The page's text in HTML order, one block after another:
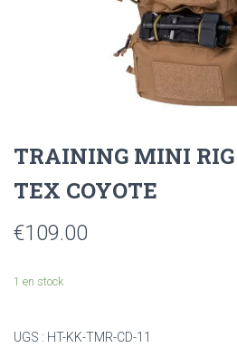
TRAINING MINI
TEX COYOTE
€109.00
1 en stock
UGS : HT-KK-TMR-CD-11